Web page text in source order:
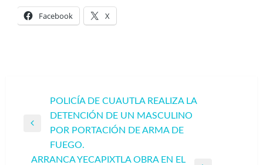
Facebook X
Navegación
de
entradas
Entrada
anterior
POLICÍA DE CUAUTLA REALIZA LA
DETENCIÓN DE UN MASCULINO
POR PORTACIÓN DE ARMA DE
FUEGO.
ARRANCA YECAPIXTLA OBRA EN EL